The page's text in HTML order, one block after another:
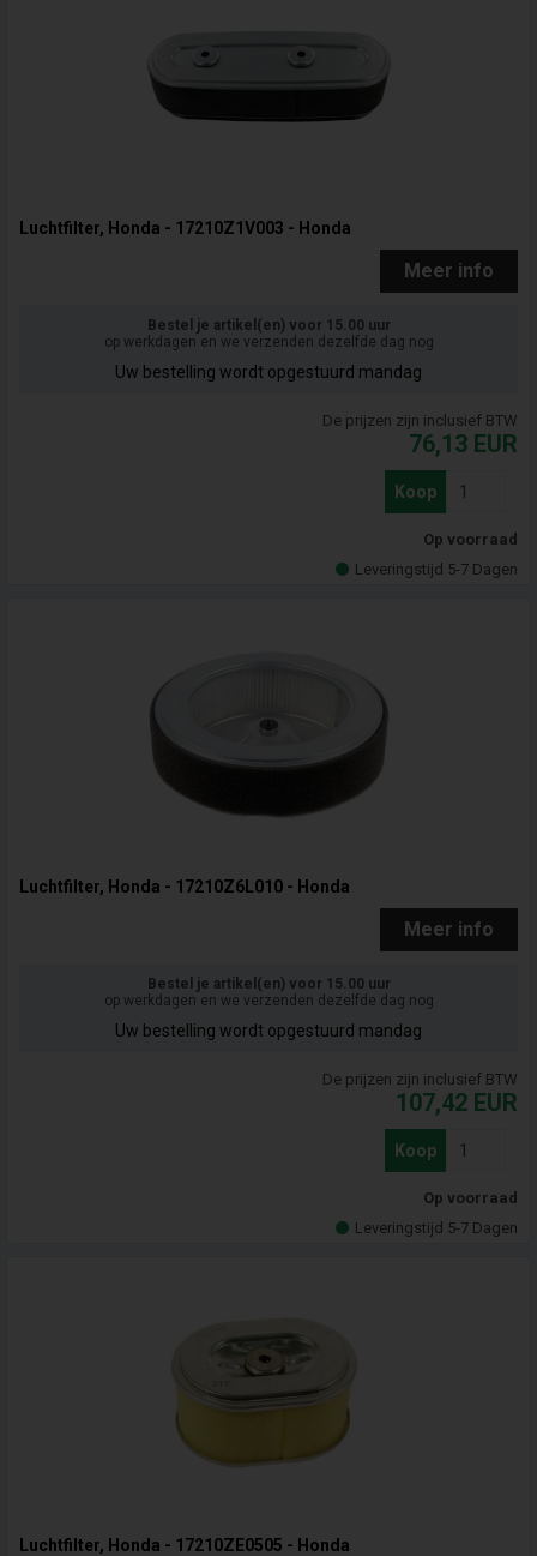
Luchtfilter, Honda - 17210Z1V003 - Honda
Meer info
Bestel je artikel(en) voor 15.00 uur
op werkdagen en we verzenden dezelfde dag nog
Uw bestelling wordt opgestuurd mandag
De prijzen zijn inclusief BTW
76,13 EUR
Koop
Op voorraad
Leveringstijd 5-7 Dagen
Luchtfilter, Honda - 17210Z6L010 - Honda
Meer info
Bestel je artikel(en) voor 15.00 uur
op werkdagen en we verzenden dezelfde dag nog
Uw bestelling wordt opgestuurd mandag
De prijzen zijn inclusief BTW
107,42 EUR
Koop
Op voorraad
Leveringstijd 5-7 Dagen
Luchtfilter, Honda - 17210ZE0505 - Honda